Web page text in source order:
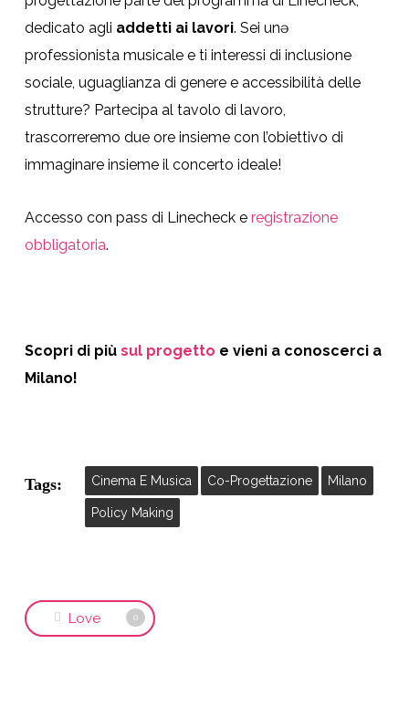
dedicato agli addetti ai lavori. Sei unə
professionista musicale e ti interessi di inclusione
sociale, uguaglianza di genere e accessibilità delle
strutture? Partecipa al tavolo di lavoro,
trascorreremo due ore insieme con l’obiettivo di
immaginare insieme il concerto ideale!
Accesso con pass di Linecheck e registrazione
obbligatoria.
Scopri di più sul progetto e vieni a conoscerci a
Milano!
Tags: Cinema E Musica Co-Progettazione Milano
Policy Making
Love 0